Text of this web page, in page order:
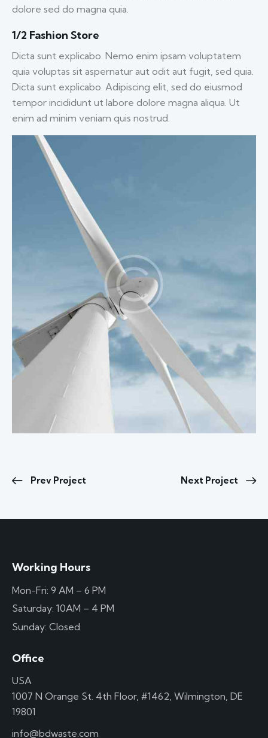
dolore sed do magna quia.
1/2 Fashion Store
Dicta sunt explicabo. Nemo enim ipsam voluptatem
quia voluptas sit aspernatur aut odit aut fugit, sed quia.
Dicta sunt explicabo. Adipiscing elit, sed do eiusmod
tempor incididunt ut labore dolore magna aliqua. Ut
enim ad minim veniam quis nostrud.
Prev Project Next Project
Working Hours
Mon-Fri: 9 AM – 6 PM
Saturday: 10AM – 4 PM
Sunday: Closed
Office
USA
1007 N Orange St. 4th Floor, #1462, Wilmington, DE
19801
info@bdwaste.com